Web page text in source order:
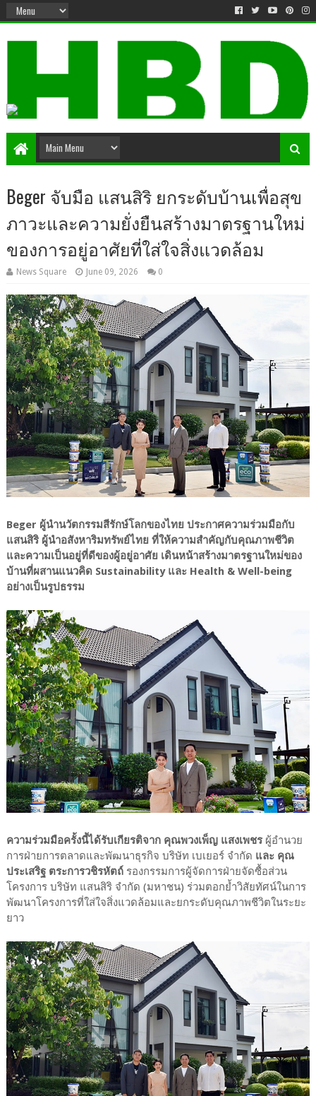
Beger จับมือ แสนสิริ ยกระดับบ้านเพื่อสุข
ภาวะและความยั่งยืนสร้างมาตรฐานใหม่
ของการอยู่อาศัยที่ใส่ใจสิ่งแวดล้อม
News Square June 09, 2026 0
Beger ผู้นำนวัตกรรมสีรักษ์โลกของไทย ประกาศความร่วมมือกับ
แสนสิริ ผู้นำอสังหาริมทรัพย์ไทย ที่ให้ความสำคัญกับคุณภาพชีวิต
และความเป็นอยู่ที่ดีของผู้อยู่อาศัย เดินหน้าสร้างมาตรฐานใหม่ของ
บ้านที่ผสานแนวคิด Sustainability และ Health & Well-being
อย่างเป็นรูปธรรม
ความร่วมมือครั้งนี้ได้รับเกียรติจาก คุณพวงเพ็ญ แสงเพชรผู้อำนวย
การฝ่ายการตลาดและพัฒนาธุรกิจ บริษัท เบเยอร์ จำกัด และ คุณ
ประเสริฐ ตระการวชิรหัตถ์ รองกรรมการผู้จัดการฝ่ายจัดซื้อส่วน
โครงการ บริษัท แสนสิริ จำกัด (มหาชน) ร่วมตอกย้ำวิสัยทัศน์ในการ
พัฒนาโครงการที่ใส่ใจสิ่งแวดล้อมและยกระดับคุณภาพชีวิตในระยะ
ยาว